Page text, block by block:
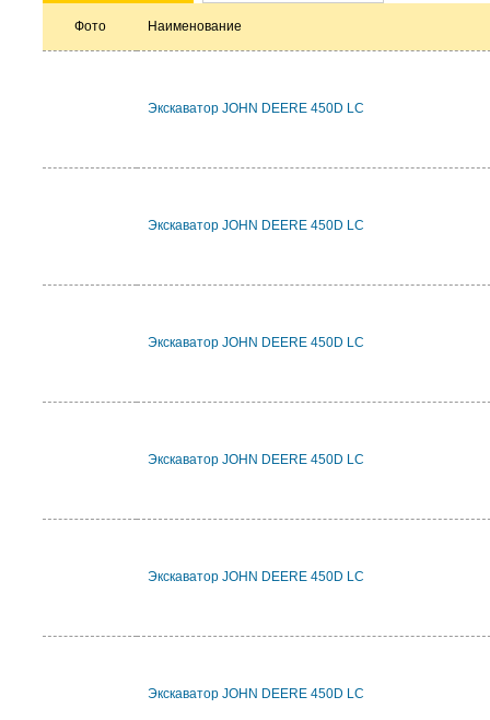
Фото Наименование
Экскаватор JOHN DEERE 450D LC
Экскаватор JOHN DEERE 450D LC
Экскаватор JOHN DEERE 450D LC
Экскаватор JOHN DEERE 450D LC
Экскаватор JOHN DEERE 450D LC
Экскаватор JOHN DEERE 450D LC